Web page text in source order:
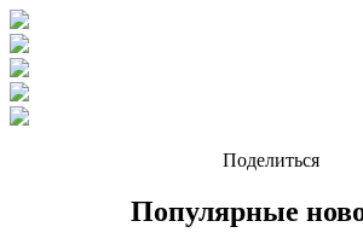
Поделиться
Популярные